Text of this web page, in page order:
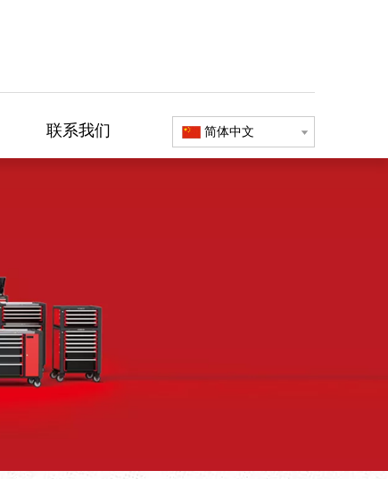
联系我们 简体中文